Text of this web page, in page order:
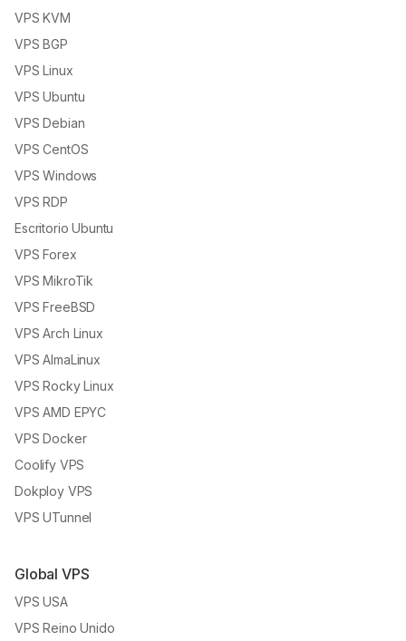
VPS KVM
VPS BGP
VPS Linux
VPS Ubuntu
VPS Debian
VPS CentOS
VPS Windows
VPS RDP
Escritorio Ubuntu
VPS Forex
VPS MikroTik
VPS FreeBSD
VPS Arch Linux
VPS AlmaLinux
VPS Rocky Linux
VPS AMD EPYC
VPS Docker
Coolify VPS
Dokploy VPS
VPS UTunnel
Global VPS
VPS USA
VPS Reino Unido